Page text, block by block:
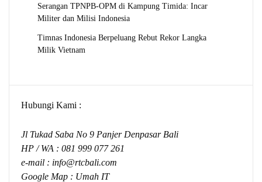
Serangan TPNPB-OPM di Kampung Timida: Incar
Militer dan Milisi Indonesia
Timnas Indonesia Berpeluang Rebut Rekor Langka
Milik Vietnam
Hubungi Kami :
Jl Tukad Saba No 9 Panjer Denpasar Bali
HP / WA : 081 999 077 261
e-mail : info@rtcbali.com
Google Map : Umah IT